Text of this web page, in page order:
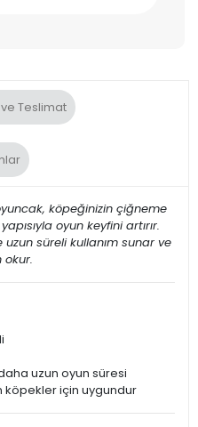
Teslimat
köpeğinizin çiğneme
oyun keyfini artırır.
uzun süreli kullanım sunar ve
uzun oyun süresi
köpekler için uygundur